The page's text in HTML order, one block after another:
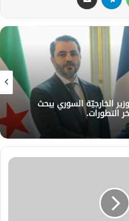
الخارجيّة السوري يبحث
التطورات.